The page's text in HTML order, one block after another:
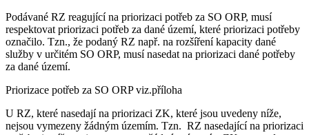
Podávané RZ reagující na priorizaci potřeb za SO ORP, musí
respektovat priorizaci potřeb za dané území, které priorizaci potřeby
označilo. Tzn., že podaný RZ např. na rozšíření kapacity dané
služby v určitém SO ORP, musí nasedat na priorizaci dané potřeby
za dané území.
Priorizace potřeb za SO ORP viz.příloha
U RZ, které nasedají na priorizaci ZK, které jsou uvedeny níže,
nejsou vymezeny žádným územím. Tzn. RZ nasedající na priorizaci